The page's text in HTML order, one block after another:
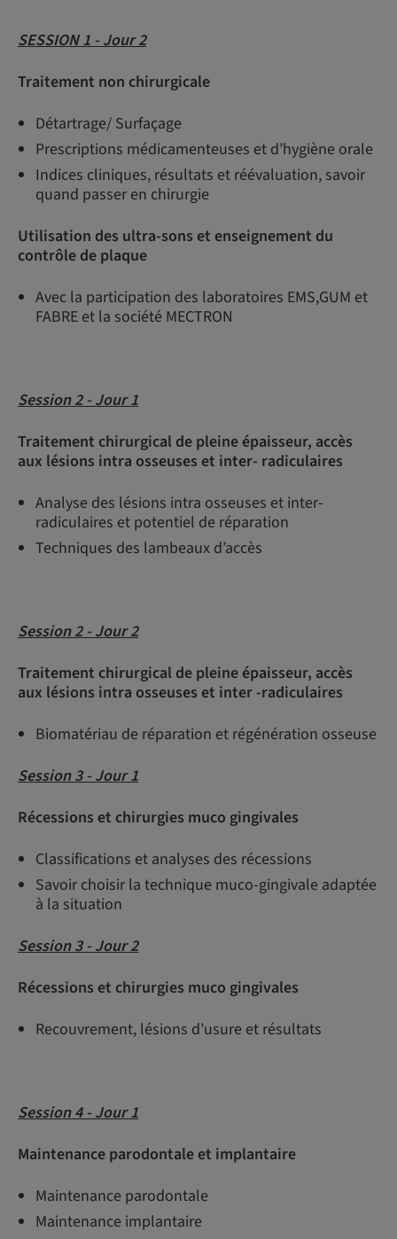
SESSION 1 - Jour 2
Traitement non chirurgicale
Détartrage/ Surfaçage
Prescriptions médicamenteuses et d’hygiène orale
Indices cliniques, résultats et réévaluation, savoir
quand passer en chirurgie
Utilisation des ultra-sons et enseignement du
contrôle de plaque
Avec la participation des laboratoires EMS,GUM et
FABRE et la société MECTRON
Session 2 - Jour 1
Traitement chirurgical de pleine épaisseur, accès
aux lésions intra osseuses et inter- radiculaires
Analyse des lésions intra osseuses et inter-
radiculaires et potentiel de réparation
Techniques des lambeaux d’accès
Session 2 - Jour 2
Traitement chirurgical de pleine épaisseur, accès
aux lésions intra osseuses et inter -radiculaires
Biomatériau de réparation et régénération osseuse
Session 3 - Jour 1
Récessions et chirurgies muco gingivales
Classifications et analyses des récessions
Savoir choisir la technique muco-gingivale adaptée
à la situation
Session 3 - Jour 2
Récessions et chirurgies muco gingivales
Recouvrement, lésions d’usure et résultats
Session 4 - Jour 1
Maintenance parodontale et implantaire
Maintenance parodontale
Maintenance implantaire